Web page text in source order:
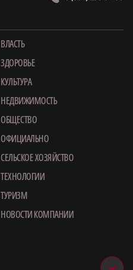
ВЛАСТЬ
ЗДОРОВЬЕ
КУЛЬТУРА
НЕДВИЖИМОСТЬ
ОБЩЕСТВО
ОФИЦИАЛЬНО
СЕЛЬСКОЕ ХОЗЯЙСТВО
ТЕХНОЛОГИИ
ТУРИЗМ
НОВОСТИ КОМПАНИИ